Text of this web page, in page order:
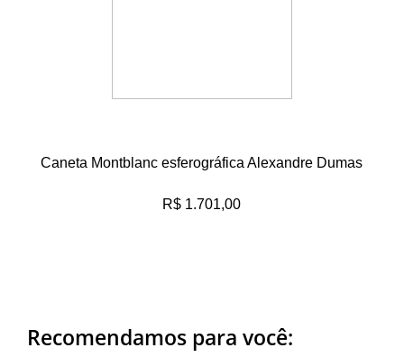
Caneta Montblanc esferográfica Alexandre Dumas
R$ 1.701,00
Recomendamos para você: